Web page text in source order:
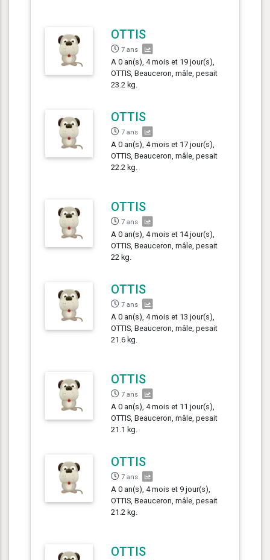
OTTIS
7 ans
A 0 an(s), 4 mois et 19 jour(s),
OTTIS, Beauceron, mâle, pesait
23.2 kg.
OTTIS
7 ans
A 0 an(s), 4 mois et 17 jour(s),
OTTIS, Beauceron, mâle, pesait
22.2 kg.
OTTIS
7 ans
A 0 an(s), 4 mois et 14 jour(s),
OTTIS, Beauceron, mâle, pesait
22 kg.
OTTIS
7 ans
A 0 an(s), 4 mois et 13 jour(s),
OTTIS, Beauceron, mâle, pesait
21.6 kg.
OTTIS
7 ans
A 0 an(s), 4 mois et 11 jour(s),
OTTIS, Beauceron, mâle, pesait
21.1 kg.
OTTIS
7 ans
A 0 an(s), 4 mois et 9 jour(s),
OTTIS, Beauceron, mâle, pesait
21.2 kg.
OTTIS